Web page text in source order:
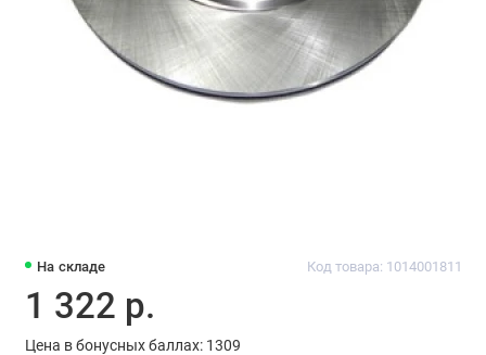
На складе Код товара: 1014001811
1 322 р.
Цена в бонусных баллах: 1309